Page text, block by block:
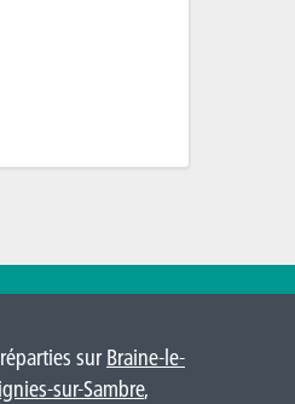
surBraine-le-
sur-Sambre,